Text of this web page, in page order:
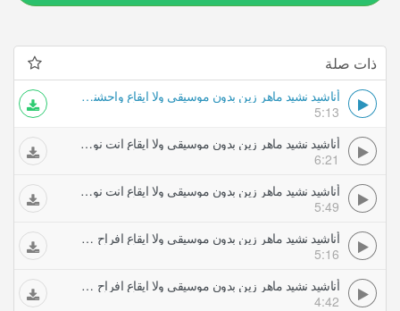
ذات صلة
أناشيد نشيد ماهر زين بدون موسيقى ولا ايقاع واحشنا يا رسول الله
5:13
أناشيد نشيد ماهر زين بدون موسيقى ولا ايقاع انت نور الله يا نبي سلام عليك بالانجليزي
6:21
أناشيد نشيد ماهر زين بدون موسيقى ولا ايقاع انت نور الله يا نبي سلام عليك بالعربي
5:49
أناشيد نشيد ماهر زين بدون موسيقى ولا ايقاع افراح بارك الله لكما
5:16
أناشيد نشيد ماهر زين بدون موسيقى ولا ايقاع افراح ما شا الله
4:42